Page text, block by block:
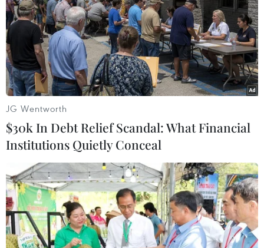
Đan Mạch vẫn "cứng rắn" đối với ý định
mua Greenland của Mỹ
03/02/2025 11:34
JG Wentworth
$30k In Debt Relief Scandal: What Financial
Institutions Quietly Conceal